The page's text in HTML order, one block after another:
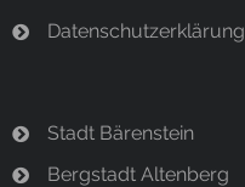
Datenschutzerklärung
Stadt Bärenstein
Bergstadt Altenberg